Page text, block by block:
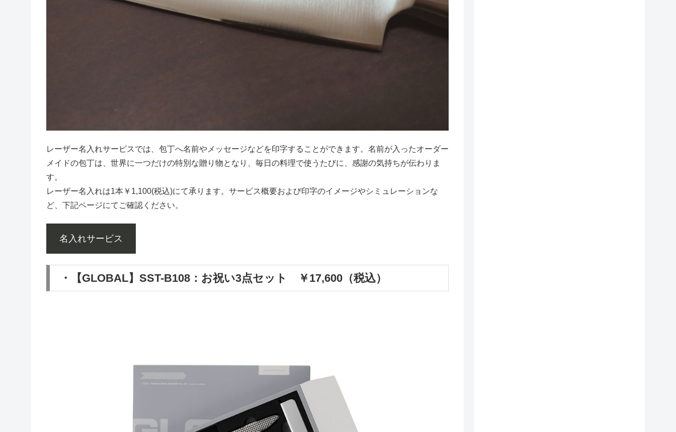
レーザー名入れサービスでは、包丁へ名前やメッセージなどを印字することができます。名前が入ったオーダー
メイドの包丁は、世界に一つだけの特別な贈り物となり、毎日の料理で使うたびに、感謝の気持ちが伝わりま
す。
レーザー名入れは1本￥1,100(税込)にて承ります。サービス概要および印字のイメージやシミュレーションな
ど、下記ページにてご確認ください。
名入れサービス
・【GLOBAL】SST-B108：お祝い3点セット ￥17,600（税込）